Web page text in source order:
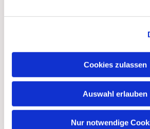
Cookies zulassen
Auswahl erlauben
Nur notwendige
Dies könnte
interessieren